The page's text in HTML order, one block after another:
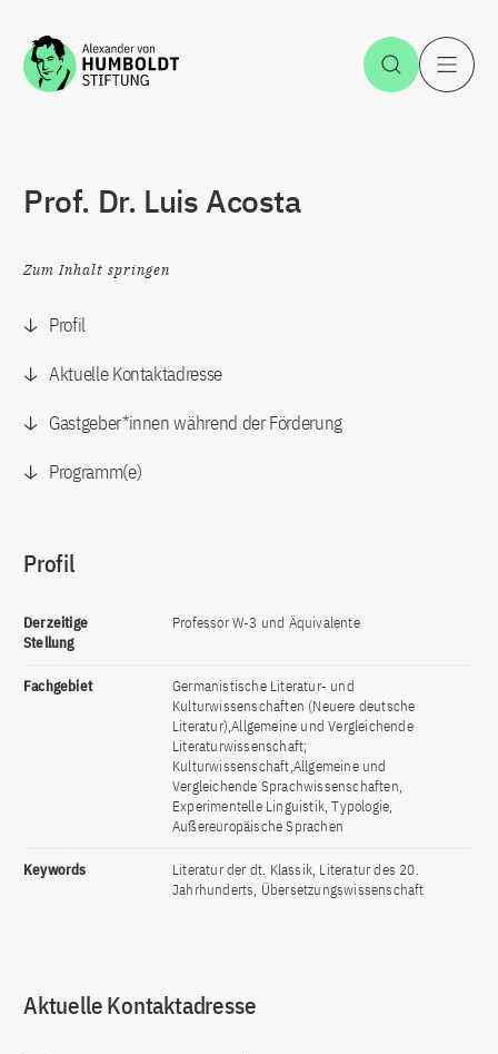
Zum Inhalt springen Suche
Prof. Dr. Luis Acosta
Zum Inhalt springen
Profil
Aktuelle Kontaktadresse
Gastgeber*innen während der Förderung
Programm(e)
Profil
Derzeitige
Stellung
Professor W-3 und Äquivalente
Fachgebiet
Germanistische Literatur- und
Kulturwissenschaften (Neuere deutsche
Literatur),Allgemeine und Vergleichende
Literaturwissenschaft;
Kulturwissenschaft,Allgemeine und
Vergleichende Sprachwissenschaften,
Experimentelle Linguistik, Typologie,
Außereuropäische Sprachen
Keywords
Literatur der dt. Klassik, Literatur des 20.
Jahrhunderts, Übersetzungswissenschaft
Aktuelle Kontaktadresse